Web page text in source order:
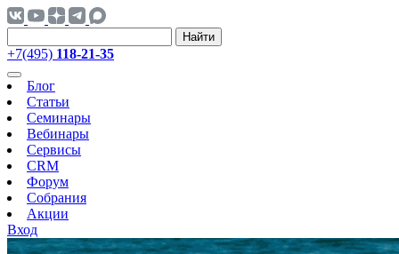
Найти
+7(495) 118-21-35
Блог
Статьи
Семинары
Вебинары
Сервисы
CRM
Форум
Собрания
Акции
Вход